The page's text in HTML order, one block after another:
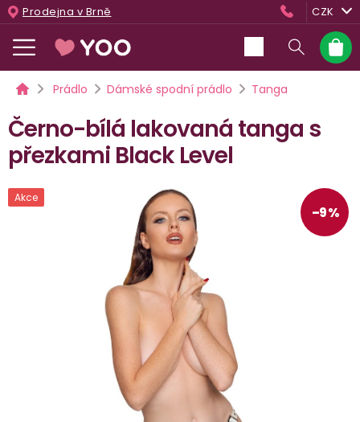
Přejít
na
obsah
Prodejna v Brně CZK
košík
DomůPrádlo Dámské spodní prádlo Tanga
Černo-bílá lakovaná tanga s
přezkami Black Level
–9 %
Akce